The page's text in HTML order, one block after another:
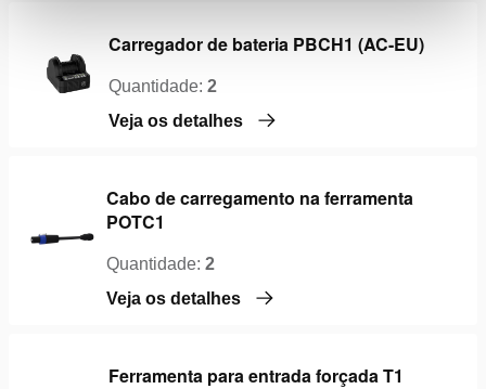
Carregador de bateria PBCH1 (AC-EU)
Quantidade: 2
Veja os detalhes
Cabo de carregamento na ferramenta
POTC1
Quantidade: 2
Veja os detalhes
Ferramenta para entrada forçada T1